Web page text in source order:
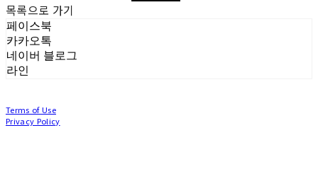
목록으로 가기
페이스북
카카오톡
네이버 블로그
라인
Terms of Use
Privacy Policy